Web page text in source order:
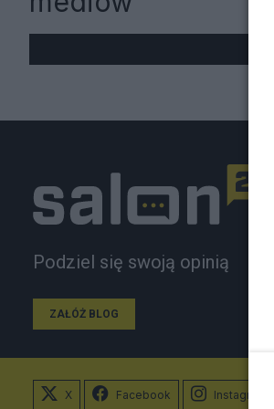
Podziel się swoją opinią
ZAŁÓŻ BLOG
X Facebook Instagram